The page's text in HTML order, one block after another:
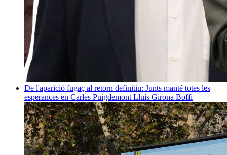
De l'aparició fugaç al retorn definitiu: Junts manté totes les
esperances en Carles Puigdemont Lluís Girona Boffi